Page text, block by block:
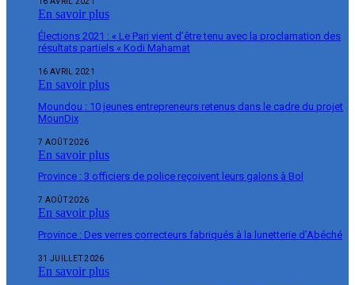
En savoir plus
Élections 2021 : « Le Pari vient d’être tenu avec la proclamation des
résultats partiels « Kodi Mahamat
16 AVRIL 2021
En savoir plus
Moundou : 10 jeunes entrepreneurs retenus dans le cadre du projet
MounDix
7 AOÛT 2026
En savoir plus
Province : 3 officiers de police reçoivent leurs galons à Bol
7 AOÛT 2026
En savoir plus
Province : Des verres correcteurs fabriqués à la lunetterie d’Abéché
31 JUILLET 2026
En savoir plus